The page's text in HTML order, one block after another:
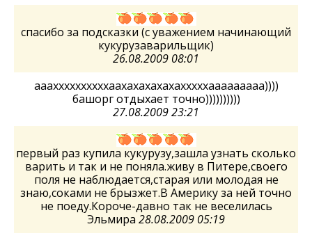
спасибо за подсказки (с уважением начинающий
кукурузаварильщик)
26.08.2009 08:01
аааххххххххххаахахахахахахххххааааааааа))))
башорг отдыхает точно))))))))))
27.08.2009 23:21
первый раз купила кукурузу,зашла узнать сколько
варить и так и не поняла.живу в Питере,своего
поля не наблюдается,старая или молодая не
знаю,соками не брызжет.В Америку за ней точно
не поеду.Короче-давно так не веселилась
Эльмира 28.08.2009 05:19